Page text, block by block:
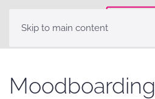
Skip to main content
Moodboarding